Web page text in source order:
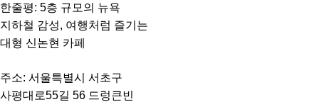
한줄평: 5층 규모의 뉴욕
지하철 감성, 여행처럼 즐기는
대형 신논현 카페
주소: 서울특별시 서초구
사평대로55길 56 드렁큰빈